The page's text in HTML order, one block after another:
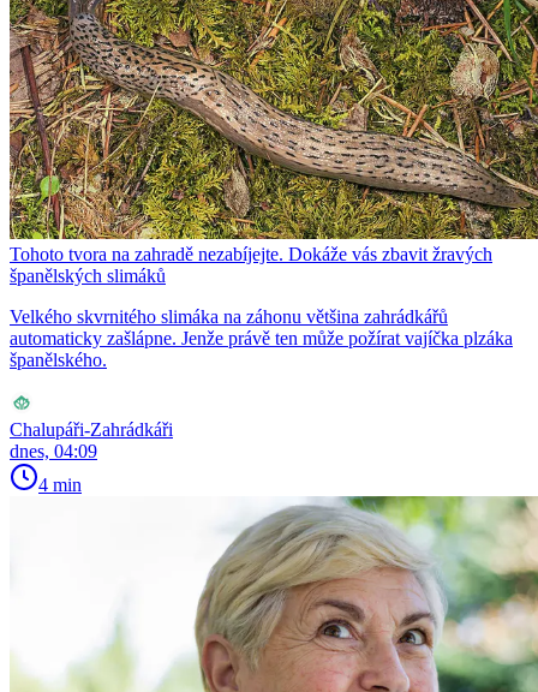
Tohoto tvora na zahradě nezabíjejte. Dokáže vás zbavit žravých
španělských slimáků
Velkého skvrnitého slimáka na záhonu většina zahrádkářů
automaticky zašlápne. Jenže právě ten může požírat vajíčka plzáka
španělského.
Chalupáři-Zahrádkáři
dnes, 04:09
4 min